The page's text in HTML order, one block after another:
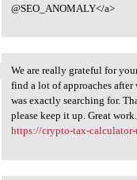
@SEO_ANOMALY</a>
We are really grateful
We are really grateful for
find a lot of approaches
was exactly searching for.
please keep it up. Great
https://crypto-tax-calculator-